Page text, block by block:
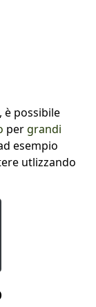
è possibile
pergrandi
esempio
utlizzando